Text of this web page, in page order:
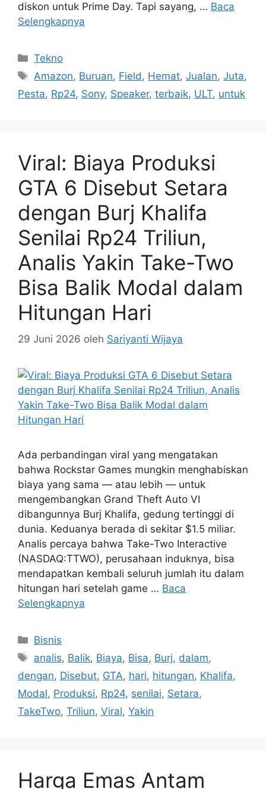
diskon untuk Prime Day. Tapi sayang, … Baca
Selengkapnya
Kategori
Tekno
Tag
Amazon, Buruan, Field, Hemat,Jualan,Juta,
Pesta, Rp24, Sony, Speaker, terbaik, ULT, untuk
Viral: Biaya Produksi
GTA 6 Disebut Setara
dengan Burj Khalifa
Senilai Rp24 Triliun,
Analis Yakin Take-Two
Bisa Balik Modal dalam
Hitungan Hari
29 Juni 2026 oleh Sariyanti Wijaya
Ada perbandingan viral yang mengatakan
bahwa Rockstar Games mungkin menghabiskan
biaya yang sama — atau lebih — untuk
mengembangkan Grand Theft Auto VI
dibangunnya Burj Khalifa, gedung tertinggi di
dunia. Keduanya berada di sekitar $1.5 miliar.
Analis percaya bahwa Take-Two Interactive
(NASDAQ:TTWO), perusahaan induknya, bisa
mendapatkan kembali seluruh jumlah itu dalam
hitungan hari setelah game … Baca
Selengkapnya
Kategori
Bisnis
Tag
analis, Balik, Biaya, Bisa, Burj, dalam,
dengan, Disebut, GTA, hari, hitungan, Khalifa,
Modal, Produksi, Rp24, senilai, Setara,
TakeTwo, Triliun, Viral, Yakin
Harga Emas Antam